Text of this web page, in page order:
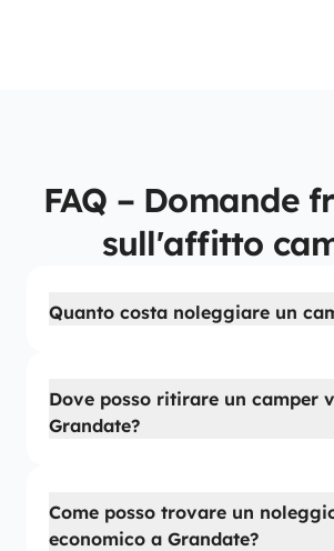
FAQ – Domande
sull'affitto
Quanto costa noleggiare un
Dove posso ritirare un camper
Grandate?
Come posso trovare un
economico a Grandate?